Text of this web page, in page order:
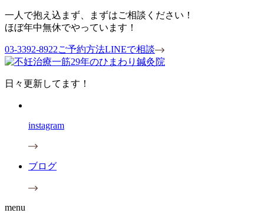
一人で抱え込まず、まずはご相談ください！
ほぼ年中無休でやっています！
03-3392-8922ご予約方法LINEで相談
日々更新してます！
instagram
ブログ
menu